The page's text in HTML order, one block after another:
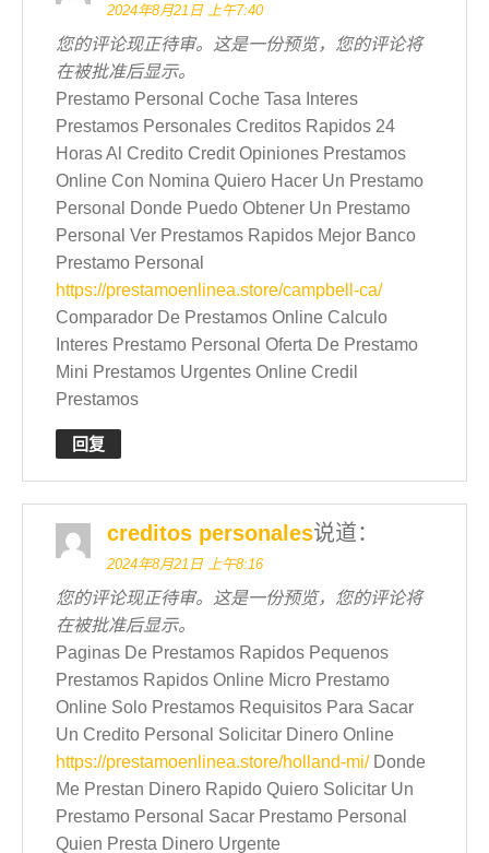
2024年8月21日 上午7:40
您的评论现正待审。这是一份预览，您的评论将
在被批准后显示。
Prestamo Personal Coche Tasa Interes
Prestamos Personales Creditos Rapidos 24
Horas Al Credito Credit Opiniones Prestamos
Online Con Nomina Quiero Hacer Un Prestamo
Personal Donde Puedo Obtener Un Prestamo
Personal Ver Prestamos Rapidos Mejor Banco
Prestamo Personal
https://prestamoenlinea.store/campbell-ca/
Comparador De Prestamos Online Calculo
Interes Prestamo Personal Oferta De Prestamo
Mini Prestamos Urgentes Online Credil
Prestamos
回复
creditos personales说道：
2024年8月21日 上午8:16
您的评论现正待审。这是一份预览，您的评论将
在被批准后显示。
Paginas De Prestamos Rapidos Pequenos
Prestamos Rapidos Online Micro Prestamo
Online Solo Prestamos Requisitos Para Sacar
Un Credito Personal Solicitar Dinero Online
https://prestamoenlinea.store/holland-mi/Donde
Me Prestan Dinero Rapido Quiero Solicitar Un
Prestamo Personal Sacar Prestamo Personal
Quien Presta Dinero Urgente